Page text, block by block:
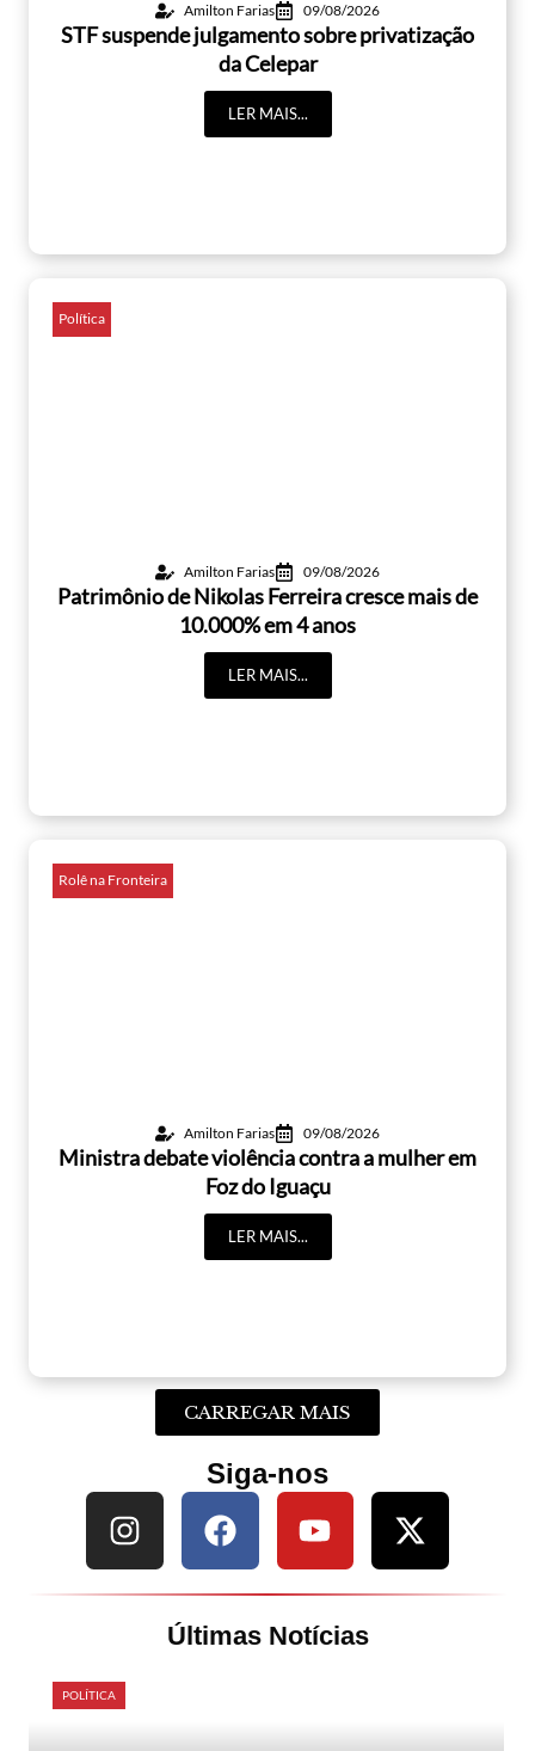
Amilton Farias 09/08/2026
STF suspende julgamento sobre privatização
da Celepar
LER MAIS...
Política
Amilton Farias 09/08/2026
Patrimônio de Nikolas Ferreira cresce mais de
10.000% em 4 anos
LER MAIS...
Rolê na Fronteira
Amilton Farias 09/08/2026
Ministra debate violência contra a mulher em
Foz do Iguaçu
LER MAIS...
CARREGAR MAIS
Siga-nos
Últimas Notícias
POLÍTICA